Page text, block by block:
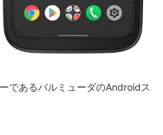
であるバルミューダのAndroidス